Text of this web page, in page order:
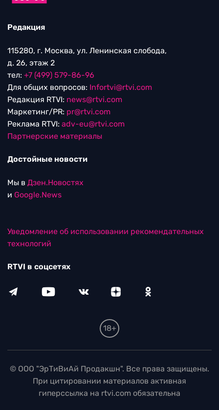
Редакция
115280, г. Москва, ул. Ленинская слобода,
д. 26, этаж 2
тел: +7 (499) 579-86-96
Для общих вопросов: Infortvi@rtvi.com
Редакция RTVI: news@rtvi.com
Маркетинг/PR: pr@rtvi.com
Реклама RTVI: adv-eu@rtvi.com
Партнерские материалы
Достойные новости
Мы в Дзен.Новостях
и Google.News
Уведомление об использовании рекомендательных
технологий
RTVI в соцсетях
18+
© ООО "ЭрТиВиАй Продакшн". Все права защищены.
При цитировании материалов активная
гиперссылка на rtvi.com обязательна